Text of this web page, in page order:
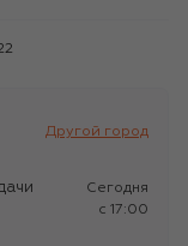
Другой город
Сегодня
c 17:00